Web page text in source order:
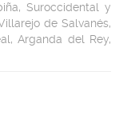
Suroccidental y
de Salvanés,
Arganda del Rey,